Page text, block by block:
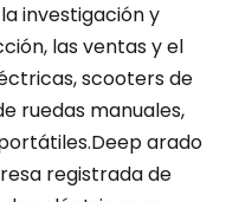
investigación y
las ventas y el
scooters de
ruedas manuales,
arado
registrada de